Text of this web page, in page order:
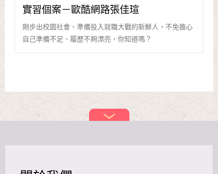
實習個案－歐酷網路張佳瑄
剛步出校園社會、準備投入就職大戰的新鮮人，不免擔心
自己準備不足、履歷不夠漂亮，你知道嗎？